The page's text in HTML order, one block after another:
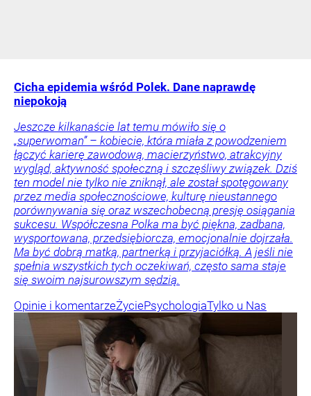
Cicha epidemia wśród Polek. Dane naprawdę
niepokoją
Jeszcze kilkanaście lat temu mówiło się o
„superwoman” – kobiecie, która miała z powodzeniem
łączyć karierę zawodową, macierzyństwo, atrakcyjny
wygląd, aktywność społeczną i szczęśliwy związek. Dziś
ten model nie tylko nie zniknął, ale został spotęgowany
przez media społecznościowe, kulturę nieustannego
porównywania się oraz wszechobecną presję osiągania
sukcesu. Współczesna Polka ma być piękna, zadbana,
wysportowana, przedsiębiorcza, emocjonalnie dojrzała.
Ma być dobrą matką, partnerką i przyjaciółką. A jeśli nie
spełnia wszystkich tych oczekiwań, często sama staje
się swoim najsurowszym sędzią.
Opinie i komentarzeŻyciePsychologiaTylko u Nas